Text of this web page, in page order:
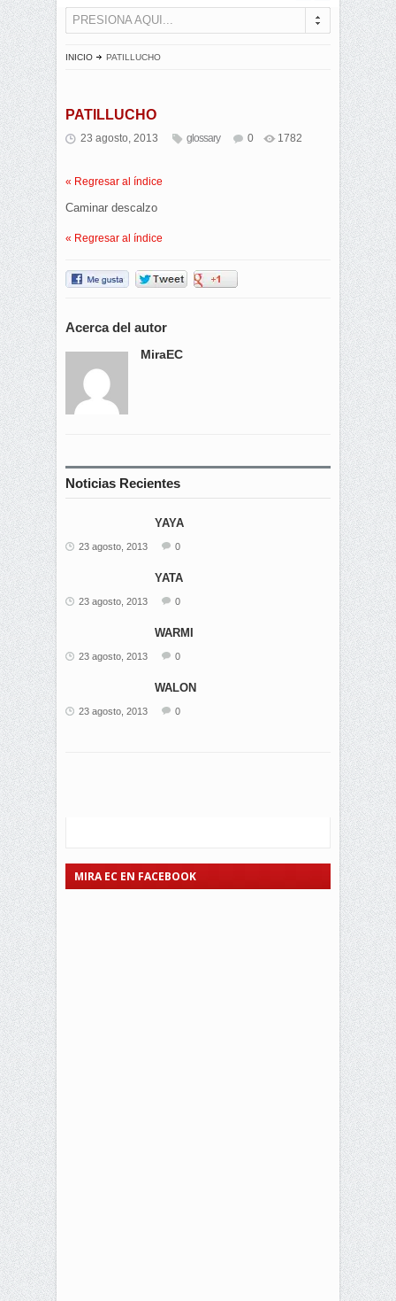
PRESIONA AQUI...
INICIO PATILLUCHO
PATILLUCHO
23 agosto, 2013 glossary 0 1782
« Regresar al índice
Caminar descalzo
« Regresar al índice
Acerca del autor
MiraEC
Noticias Recientes
YAYA
23 agosto, 2013 0
YATA
23 agosto, 2013 0
WARMI
23 agosto, 2013 0
WALON
23 agosto, 2013 0
MIRA EC EN FACEBOOK